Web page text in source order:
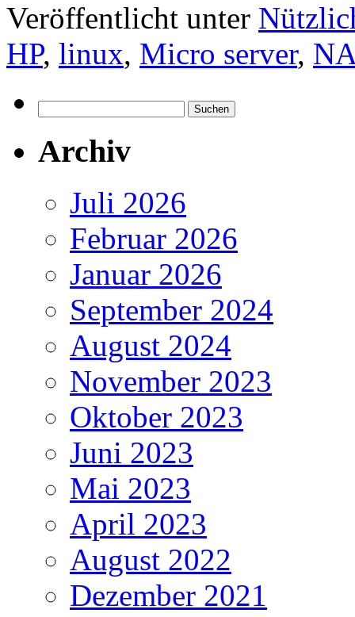
Veröffentlicht unter
HP, linux, Micro server,
nach:
Archiv
Juli 2026
Februar 2026
Januar 2026
September 2024
August 2024
November 2023
Oktober 2023
Juni 2023
Mai 2023
April 2023
August 2022
Dezember 2021